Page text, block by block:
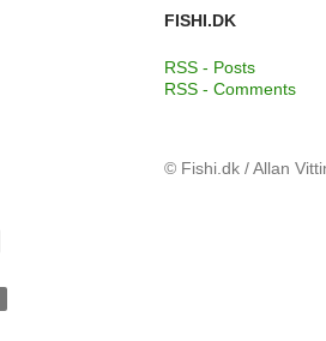
FISHI.DK
RSS - Posts
RSS - Comments
© Fishi.dk / Allan